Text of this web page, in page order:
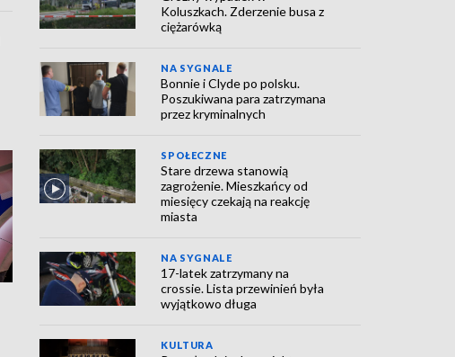
Koluszkach. Zderzenie busa z
ciężarówką
NA SYGNALE
Bonnie i Clyde po polsku.
Poszukiwana para zatrzymana
przez kryminalnych
SPOŁECZNE
Stare drzewa stanowią
zagrożenie. Mieszkańcy od
miesięcy czekają na reakcję
miasta
NA SYGNALE
17-latek zatrzymany na
crossie. Lista przewinień była
wyjątkowo długa
KULTURA